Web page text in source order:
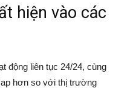
hiện vào các
động liên tục 24/24, cùng
hơn so với thị trường